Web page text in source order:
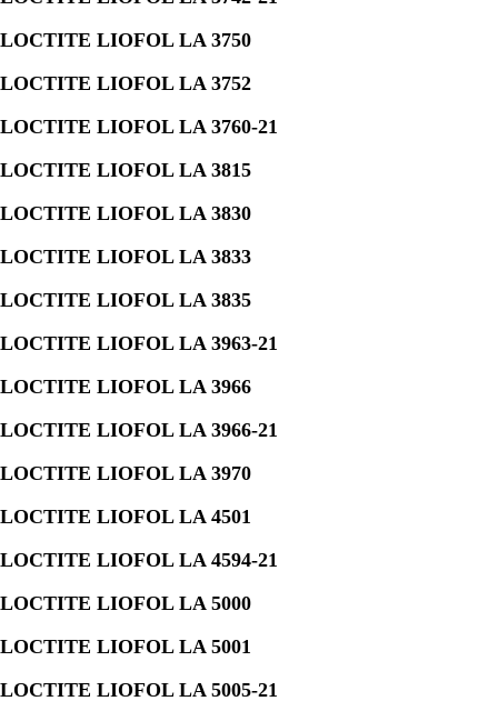
LOCTITE LIOFOL LA 3750
LOCTITE LIOFOL LA 3752
LOCTITE LIOFOL LA 3760-21
LOCTITE LIOFOL LA 3815
LOCTITE LIOFOL LA 3830
LOCTITE LIOFOL LA 3833
LOCTITE LIOFOL LA 3835
LOCTITE LIOFOL LA 3963-21
LOCTITE LIOFOL LA 3966
LOCTITE LIOFOL LA 3966-21
LOCTITE LIOFOL LA 3970
LOCTITE LIOFOL LA 4501
LOCTITE LIOFOL LA 4594-21
LOCTITE LIOFOL LA 5000
LOCTITE LIOFOL LA 5001
LOCTITE LIOFOL LA 5005-21